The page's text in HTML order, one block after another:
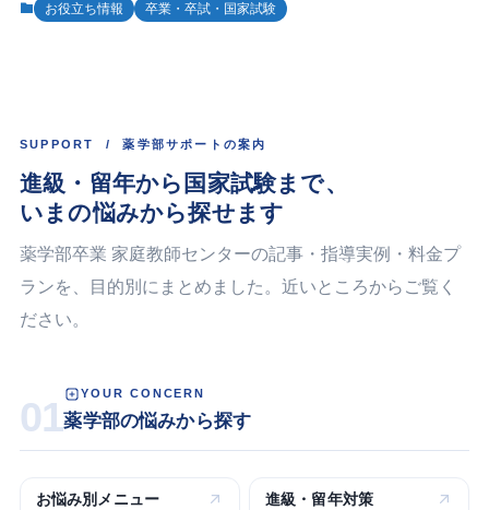
お役立ち情報 卒業・卒試・国家試験
SUPPORT / 薬学部サポートの案内
進級・留年から国家試験まで、
いまの悩みから探せます
薬学部卒業 家庭教師センターの記事・指導実例・料金プ
ランを、目的別にまとめました。近いところからご覧く
ださい。
01
YOUR CONCERN
薬学部の悩みから探す
お悩み別 メニュー 進級・留年対策